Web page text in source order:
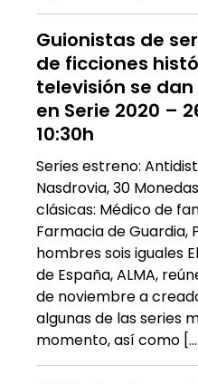
Guionistas de
de ficciones
televisión se
en Serie 2020 –
10:30h
Series estreno:
Nasdrovia, 30
clásicas: Médico de
Farmacia de Guardia,
hombres sois iguales
de España, ALMA,
de noviembre a
algunas de las series
momento, así como